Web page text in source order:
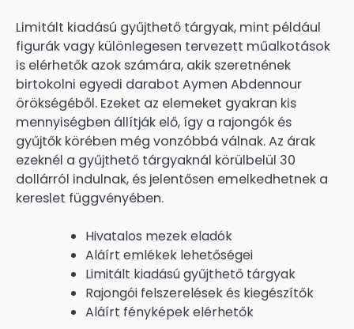
Limitált kiadású gyűjthető tárgyak, mint például
figurák vagy különlegesen tervezett műalkotások
is elérhetők azok számára, akik szeretnének
birtokolni egyedi darabot Aymen Abdennour
örökségéből. Ezeket az elemeket gyakran kis
mennyiségben állítják elő, így a rajongók és
gyűjtők körében még vonzóbbá válnak. Az árak
ezeknél a gyűjthető tárgyaknál körülbelül 30
dollárról indulnak, és jelentősen emelkedhetnek a
kereslet függvényében.
Hivatalos mezek eladók
Aláírt emlékek lehetőségei
Limitált kiadású gyűjthető tárgyak
Rajongói felszerelések és kiegészítők
Aláírt fényképek elérhetők